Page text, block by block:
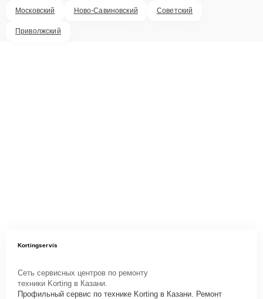
Московский Ново-Савиновский Советский
Приволжский
Kortingservis
Сеть сервисных центров по ремонту
техники Korting в Казани.
Профильный сервис по технике Korting в Казани. Ремонт